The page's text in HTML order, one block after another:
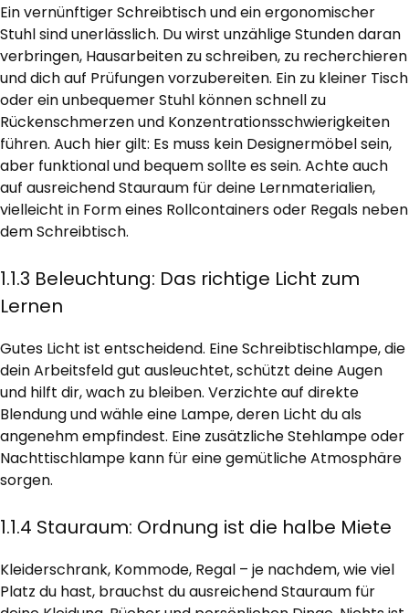
Ein vernünftiger Schreibtisch und ein ergonomischer
Stuhl sind unerlässlich. Du wirst unzählige Stunden daran
verbringen, Hausarbeiten zu schreiben, zu recherchieren
und dich auf Prüfungen vorzubereiten. Ein zu kleiner Tisch
oder ein unbequemer Stuhl können schnell zu
Rückenschmerzen und Konzentrationsschwierigkeiten
führen. Auch hier gilt: Es muss kein Designermöbel sein,
aber funktional und bequem sollte es sein. Achte auch
auf ausreichend Stauraum für deine Lernmaterialien,
vielleicht in Form eines Rollcontainers oder Regals neben
dem Schreibtisch.
1.1.3 Beleuchtung: Das richtige Licht zum
Lernen
Gutes Licht ist entscheidend. Eine Schreibtischlampe, die
dein Arbeitsfeld gut ausleuchtet, schützt deine Augen
und hilft dir, wach zu bleiben. Verzichte auf direkte
Blendung und wähle eine Lampe, deren Licht du als
angenehm empfindest. Eine zusätzliche Stehlampe oder
Nachttischlampe kann für eine gemütliche Atmosphäre
sorgen.
1.1.4 Stauraum: Ordnung ist die halbe Miete
Kleiderschrank, Kommode, Regal – je nachdem, wie viel
Platz du hast, brauchst du ausreichend Stauraum für